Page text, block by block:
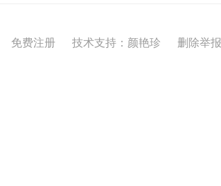
免费注册 技术支持：颜艳珍 删除举